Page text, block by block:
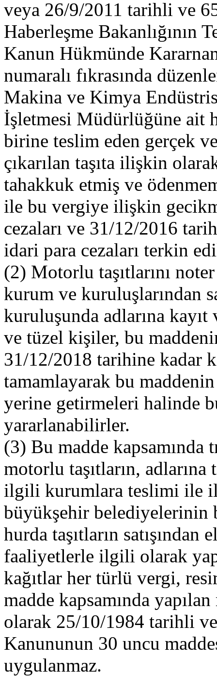
veya 26/9/2011 tarihli ve
Haberleşme Bakanlığının
Kanun Hükmünde
numaralı fıkrasında
Makina ve Kimya
İşletmesi Müdürlüğüne ait
birine teslim eden gerçek
çıkarılan taşıta ilişkin
tahakkuk etmiş ve
ile bu vergiye ilişkin
cezaları ve 31/12/2016
idari para cezaları terkin
(2) Motorlu taşıtlarını
kurum ve kuruluşlarından
kuruluşunda adlarına
ve tüzel kişiler, bu
31/12/2018 tarihine kadar
tamamlayarak bu
yerine getirmeleri halinde
yararlanabilirler.
(3) Bu madde kapsamında
motorlu taşıtların,
ilgili kurumlara teslimi ile
büyükşehir belediyelerinin
hurda taşıtların
faaliyetlerle ilgili olarak
kağıtlar her türlü vergi,
madde kapsamında
olarak 25/10/1984 tarihli
Kanununun 30 uncu
uygulanmaz.